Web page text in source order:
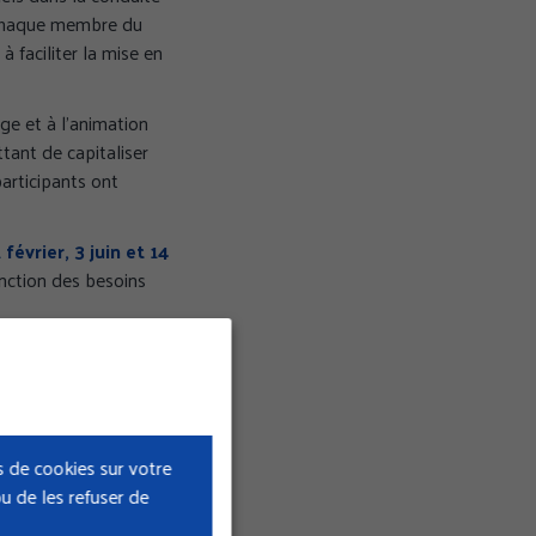
de cookies sur votre
de les refuser de
membre du
faciliter la mise en
et à l’animation
de capitaliser
ont
février, 3 juin et 14
des besoins
sur les
et les
des